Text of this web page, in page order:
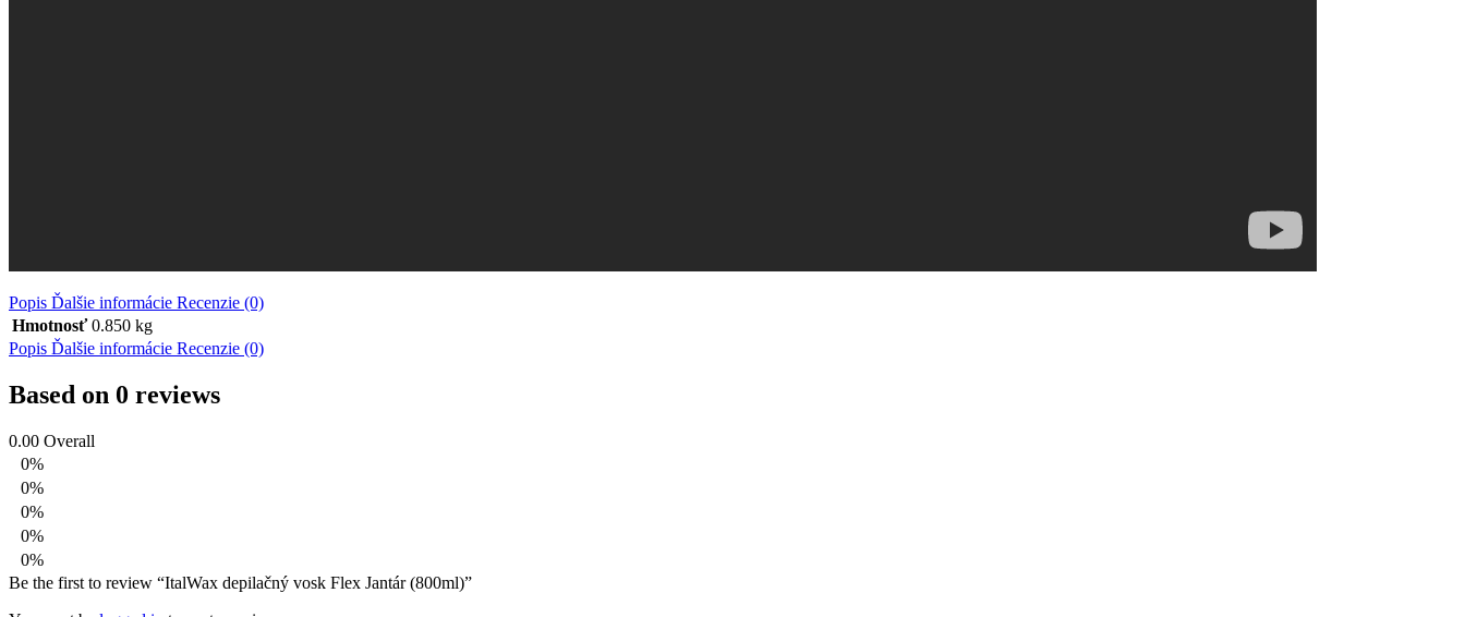
Popis Ďalšie informácie Recenzie (0)
Hmotnosť 0.850 kg
Popis Ďalšie informácie Recenzie (0)
Based on 0 reviews
0.00 Overall
0%
0%
0%
0%
0%
Be the first to review “ItalWax depilačný vosk Flex Jantár (800ml)”